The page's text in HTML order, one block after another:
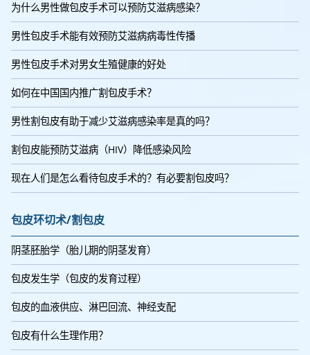
为什么男性做包皮手术可以预防艾滋病感染？
男性包皮手术能有效预防艾滋病病毒性传播
男性包皮手术对男女生殖健康的好处
如何在中国国内推广割包皮手术？
男性割包皮有助于减少艾滋病感染率是真的吗？
割包皮能预防艾滋病（HIV）降低感染风险
现在人们是怎么看待包皮手术的？有必要割包皮吗？
包皮环切术/割包皮
阴茎胚胎学（胎儿期的阴茎发育）
包皮发生学（包皮的发育过程）
包皮的血液供应、淋巴回流、神经支配
包皮有什么生理作用？